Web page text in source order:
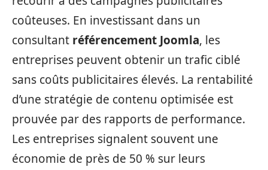
coûteuses. En investissant dans un
consultant référencement Joomla, les
entreprises peuvent obtenir un trafic ciblé
sans coûts publicitaires élevés. La rentabilité
d’une stratégie de contenu optimisée est
prouvée par des rapports de performance.
Les entreprises signalent souvent une
économie de près de 50 % sur leurs